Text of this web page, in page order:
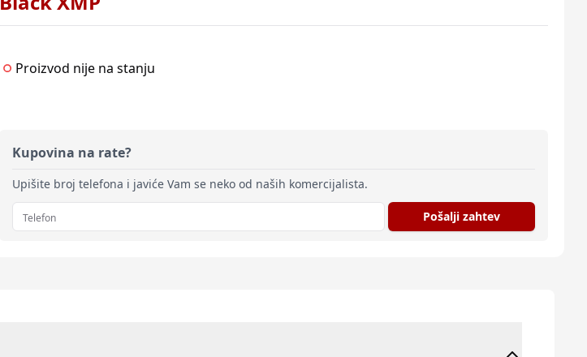
Proizvod nije na stanju
Kupovina na rate?
Upišite broj telefona i javiće Vam se neko od naših komercijalista.
Pošalji zahtev